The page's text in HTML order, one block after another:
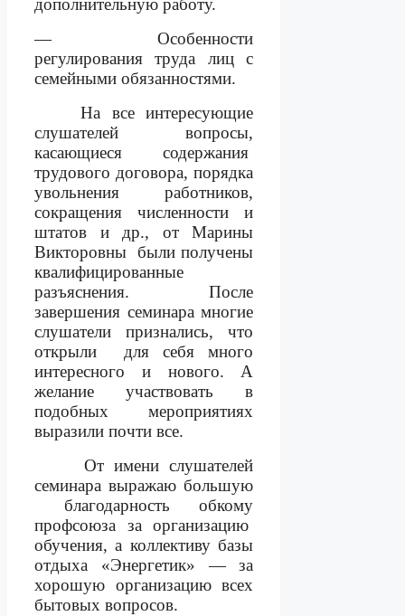
дополнительную работу.
— Особенности
регулирования труда лиц с
семейными обязанностями.
На все интересующие
слушателей вопросы,
касающиеся
содержания
трудового договора, порядка
увольнения работников,
сокращения численности и
штатов и др., от Марины
Викторовны
были получены
квалифицированные
разъяснения. После
завершения семинара многие
слушатели признались, что
открыли
для себя много
интересного и нового. А
желание участвовать в
подобных мероприятиях
выразили почти все.
От имени слушателей
семинара выражаю большую
благодарность обкому
профсоюза за организацию
обучения, а коллективу базы
отдыха «Энергетик» — за
хорошую организацию всех
бытовых вопросов.